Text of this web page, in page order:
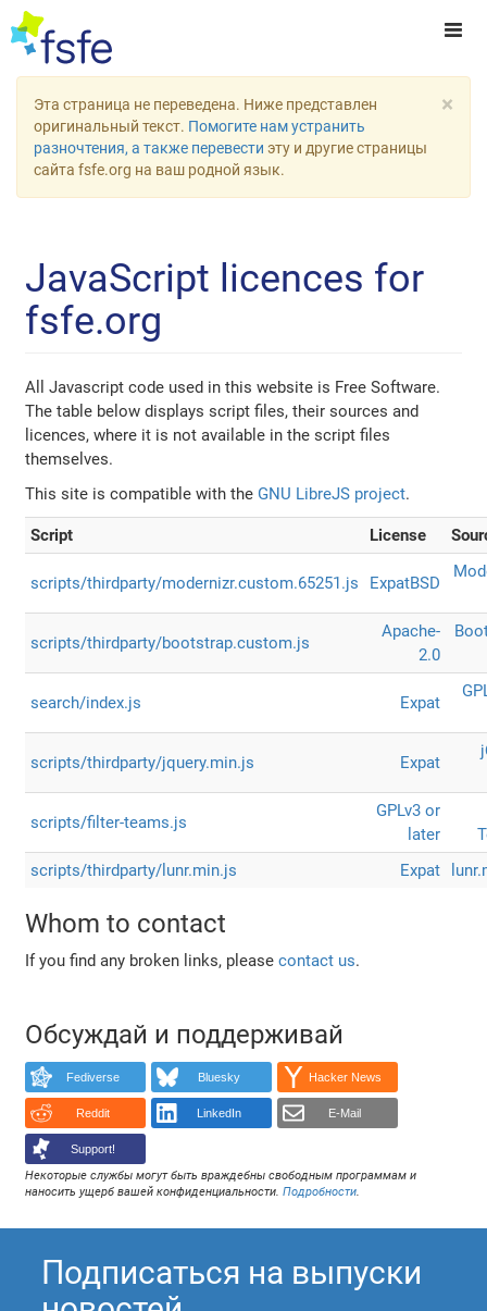
×
Эта страница не переведена. Ниже представлен
оригинальный текст. Помогите нам устранить
разночтения, а также перевести эту и другие страницы
сайта fsfe.org на ваш родной язык.
JavaScript licences for
fsfe.org
All Javascript code used in this website is Free Software.
The table below displays script files, their sources and
licences, where it is not available in the script files
themselves.
This site is compatible with the GNU LibreJS project.
Script License
scripts/thirdparty/modernizr.custom.65251.js ExpatBSD
scripts/thirdparty/bootstrap.custom.js
Apache-
2.0
search/index.js Expat
scripts/thirdparty/jquery.min.js Expat
scripts/filter-teams.js
GPLv3 or
later
scripts/thirdparty/lunr.min.js
Expat
Whom to contact
If you find any broken links, pleasecontact us.
Обсуждай и поддерживай
Fediverse Bluesky Hacker News
Reddit LinkedIn E-Mail
Support!
Некоторые службы могут быть враждебны свободным программам и
наносить ущерб вашей конфиденциальности.Подробности
Подписаться на выпуски